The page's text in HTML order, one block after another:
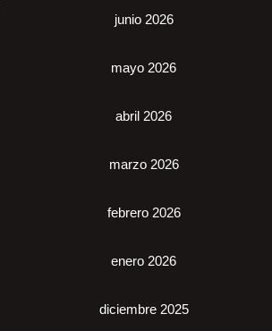
junio 2026
mayo 2026
abril 2026
marzo 2026
febrero 2026
enero 2026
diciembre 2025